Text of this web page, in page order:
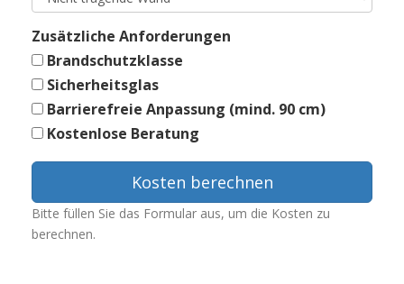
Zusätzliche Anforderungen
Brandschutzklasse
Sicherheitsglas
Barrierefreie Anpassung (mind. 90 cm)
Kostenlose Beratung
Kosten berechnen
Bitte füllen Sie das Formular aus, um die Kosten zu
berechnen.